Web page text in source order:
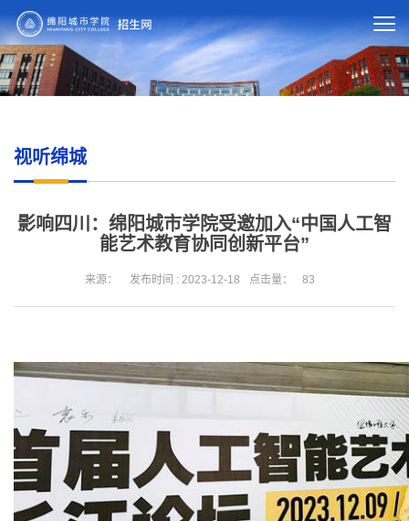
视听绵城
影响四川：绵阳城市学院受邀加入“中国人工智
能艺术教育协同创新平台”
来源： 发布时间 : 2023-12-18 点击量： 83